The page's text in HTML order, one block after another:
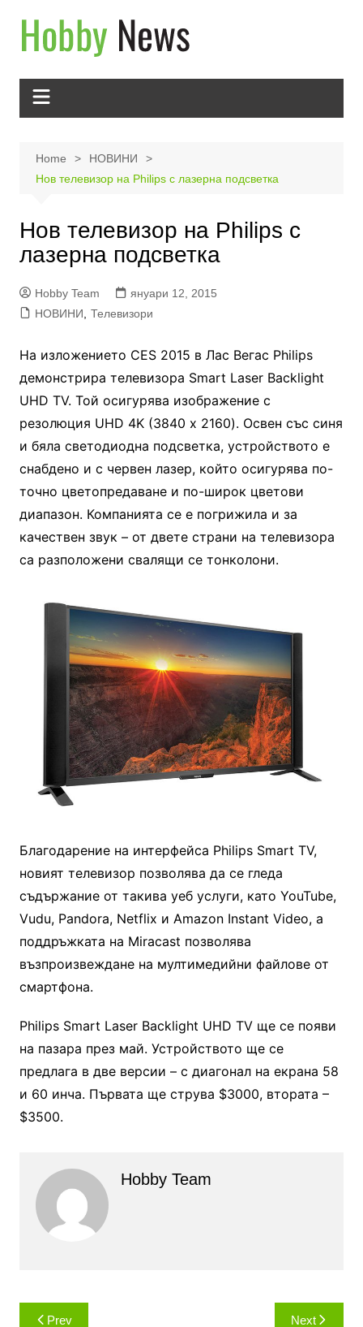
content
Home
НОВИНИ
Нов телевизор на Philips с лазерна подсветка
Нов телевизор на Philips с
лазерна подсветка
Hobby Team
януари 12, 2015
НОВИНИ
Телевизори
На изложението CES 2015 в Лас Вегас Philips
демонстрира телевизора Smart Laser Backlight
UHD TV. Той осигурява изображение с
резолюция UHD 4K (3840 х 2160). Освен със синя
и бяла светодиодна подсветка, устройството е
снабдено и с червен лазер, който осигурява по-
точно цветопредаване и по-широк цветови
диапазон. Компанията се е погрижила и за
качествен звук – от двете страни на телевизора
са разположени свалящи се тонколони.
Благодарение на интерфейса Philips Smart TV,
новият телевизор позволява да се гледа
съдържание от такива уеб услуги, като YouTube,
Vudu, Pandora, Netflix и Amazon Instant Video, а
поддръжката на Miracast позволява
възпроизвеждане на мултимедийни файлове от
смартфона.
Philips Smart Laser Backlight UHD TV ще се появи
на пазара през май. Устройството ще се
предлага в две версии – с диагонал на екрана 58
и 60 инча. Първата ще струва $3000, втората –
$3500.
Hobby Team
Навигация
Prev Next